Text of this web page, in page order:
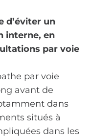
d’éviter un
interne, en
par voie
par voie
avant de
dans
situés à
dans les